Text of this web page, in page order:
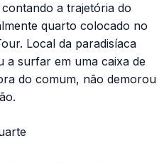
a trajetória do
quarto colocado no
Local da paradisíaca
a surfar em uma caixa de
do comum, não demorou